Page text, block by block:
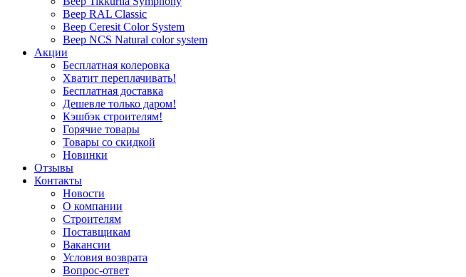
Веер RAL Classic
Веер Ceresit Color System
Веер NCS Natural color system
Акции
Бесплатная колеровка
Хватит переплачивать!
Бесплатная доставка
Дешевле только даром!
Кэшбэк строителям!
Горячие товары
Товары со скидкой
Новинки
Отзывы
Контакты
Новости
О компании
Строителям
Поставщикам
Вакансии
Условия возврата
Вопрос-ответ